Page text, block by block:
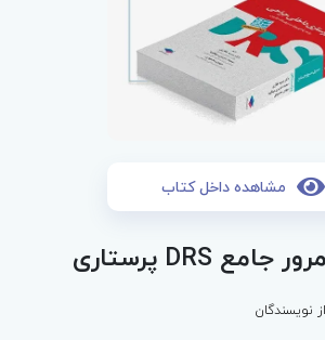
مشاهده داخل کتاب
نویسندگان